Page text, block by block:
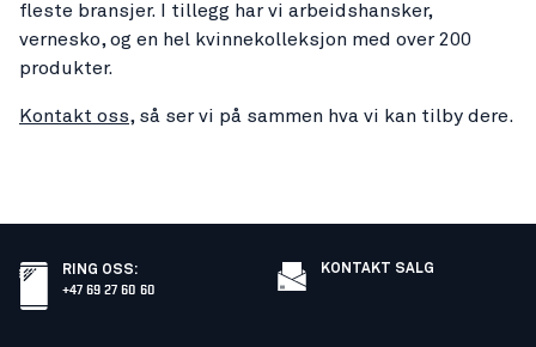
fleste bransjer. I tillegg har vi arbeidshansker,
vernesko, og en hel kvinnekolleksjon med over 200
produkter.
Kontakt oss, så ser vi på sammen hva vi kan tilby dere.
RING OSS:
+47 69 27 60 60
KONTAKT SALG